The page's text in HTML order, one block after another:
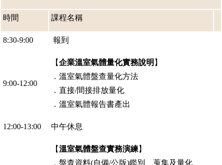
時間 課程名稱
8:30-9:00 報到
9:00-12:00
【企業溫室氣體量化實務說明】
．溫室氣體盤查量化方法
．直接/間接排放量化
．溫室氣體報告書產出
12:00-13:00 中午休息
【溫室氣體盤查實務演練】
．盤查資料(自備/公版)鑑別、蒐集及量化